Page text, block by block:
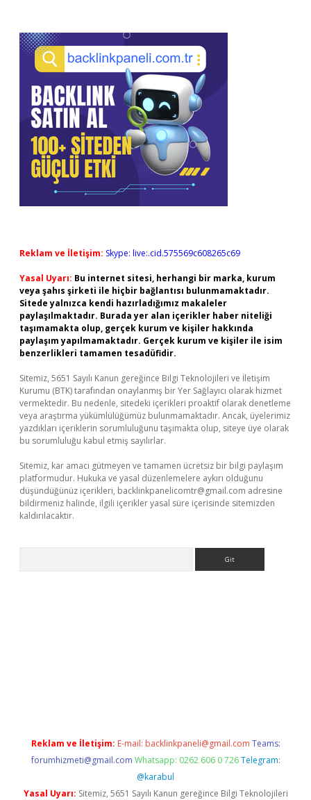
Reklam ve İletişim: Skype: live:.cid.575569c608265c69
Yasal Uyarı: Bu internet sitesi, herhangi bir marka, kurum
veya şahıs şirketi ile hiçbir bağlantısı bulunmamaktadır.
Sitede yalnızca kendi hazırladığımız makaleler
paylaşılmaktadır. Burada yer alan içerikler haber niteliği
taşımamakta olup, gerçek kurum ve kişiler hakkında
paylaşım yapılmamaktadır. Gerçek kurum ve kişiler ile isim
benzerlikleri tamamen tesadüfidir.
Sitemiz, 5651 Sayılı Kanun gereğince Bilgi Teknolojileri ve İletişim
Kurumu (BTK) tarafından onaylanmış bir Yer Sağlayıcı olarak hizmet
vermektedir. Bu nedenle, sitedeki içerikleri proaktif olarak denetleme
veya araştırma yükümlülüğümüz bulunmamaktadır. Ancak, üyelerimiz
yazdıkları içeriklerin sorumluluğunu taşımakta olup, siteye üye olarak
bu sorumluluğu kabul etmiş sayılırlar.
Sitemiz, kar amacı gütmeyen ve tamamen ücretsiz bir bilgi paylaşım
platformudur. Hukuka ve yasal düzenlemelere aykırı olduğunu
düşündüğünüz içerikleri, backlinkpanelicomtr@gmail.com adresine
bildirmeniz halinde, ilgili içerikler yasal süre içerisinde sitemizden
kaldırılacaktır.
Reklam ve İletişim: E-mail: backlinkpaneli@gmail.com Teams:
forumhizmeti@gmail.com Whatsapp: 0262 606 0 726 Telegram:
@karabul
Yasal Uyarı: Sitemiz, 5651 Sayılı Kanun gereğince Bilgi Teknolojileri